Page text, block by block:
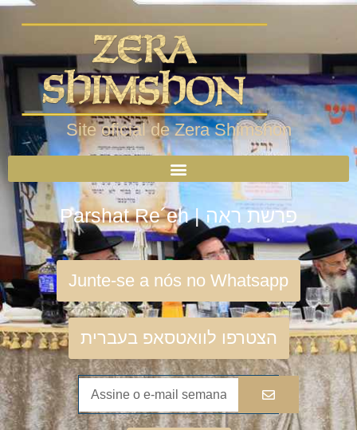
Site oficial de Zera Shimshon
Parshat Re´eh | פרשת ראה
Junte-se a nós no Whatsapp
הצטרפו לוואטסאפ בעברית